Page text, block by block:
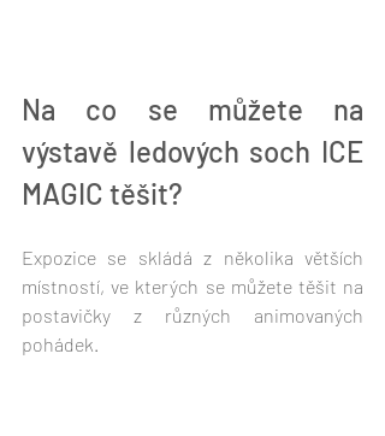
Na co se můžete na
výstavě ledových soch ICE
MAGIC těšit?
Expozice se skládá z několika větších
místností, ve kterých se můžete těšit na
postavičky z různých animovaných
pohádek.